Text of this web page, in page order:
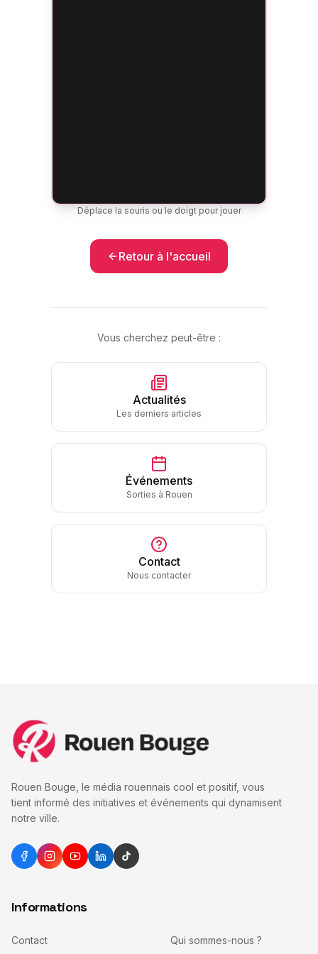
Déplace la souris ou le doigt pour jouer
Retour à l'accueil
Vous cherchez peut-être :
Actualités
Les derniers articles
Événements
Sorties à Rouen
Contact
Nous contacter
Rouen Bouge, le média rouennais cool et positif, vous
tient informé des initiatives et événements qui dynamisent
notre ville.
Informations
Contact Qui sommes-nous ?